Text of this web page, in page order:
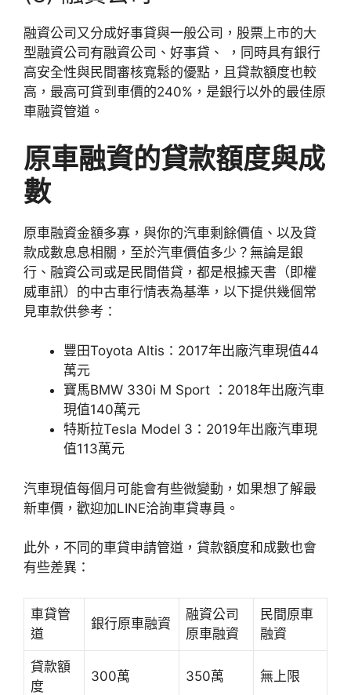
融資公司又分成好事貸與一般公司，股票上市的大
型融資公司有融資公司、好事貸、 ，同時具有銀行
高安全性與民間審核寬鬆的優點，且貸款額度也較
高，最高可貸到車價的240%，是銀行以外的最佳原
車融資管道。
原車融資的貸款額度與成
數
原車融資金額多寡，與你的汽車剩餘價值、以及貸
款成數息息相關，至於汽車價值多少？無論是銀
行、融資公司或是民間借貸，都是根據天書（即權
威車訊）的中古車行情表為基準，以下提供幾個常
見車款供參考：
豐田Toyota Altis：2017年出廠汽車現值44
萬元
寶馬BMW 330i M Sport ：2018年出廠汽車
現值140萬元
特斯拉Tesla Model 3：2019年出廠汽車現
值113萬元
汽車現值每個月可能會有些微變動，如果想了解最
新車價，歡迎加LINE洽詢車貸專員。
此外，不同的車貸申請管道，貸款額度和成數也會
有些差異：
車貸管
道
銀行原車融資
融資公司
原車融資
民間原車
融資
貸款額
度
300萬 350萬 無上限